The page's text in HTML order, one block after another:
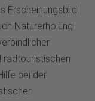
Erscheinungsbild
Naturerholung
radtouristischen
bei der